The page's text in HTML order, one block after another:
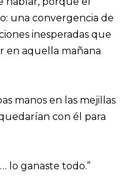
una convergencia de
inesperadas que
en aquella mañana
manos en las mejillas
con él para
lo ganaste todo.”